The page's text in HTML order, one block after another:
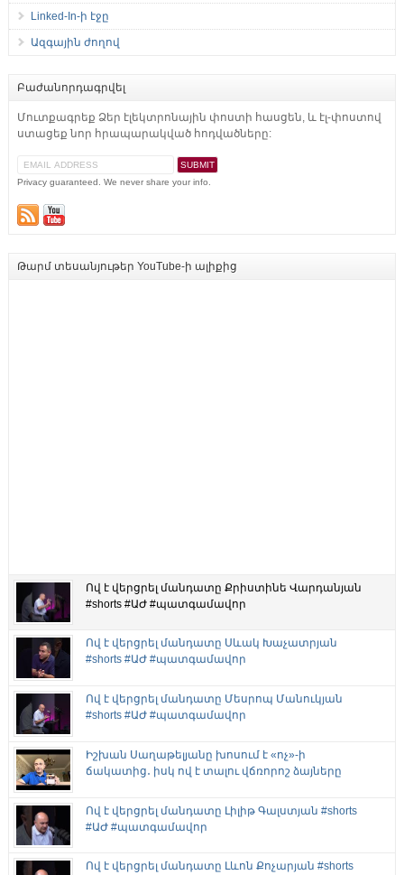
Linked-In-ի էջը
Ազգային ժողով
Բաժանորդագրվել
Մուտքագրեք Ձեր էլեկտրոնային փոստի հասցեն, և էլ-փոստով
ստացեք նոր հրապարակված հոդվածները:
Privacy guaranteed. We never share your info.
Թարմ տեսանյութեր YouTube-ի ալիքից
Ով է վերցրել մանդատը Քրիստինե Վարդանյան
#shorts #ԱԺ #պատգամավոր
Ով է վերցրել մանդատը Սևակ Խաչատրյան
#shorts #ԱԺ #պատգամավոր
Ով է վերցրել մանդատը Մեսրոպ Մանուկյան
#shorts #ԱԺ #պատգամավոր
Իշխան Սաղաթելյանը խոսում է «ոչ»-ի
ճակատից․ իսկ ով է տալու վճռորոշ ձայները
Ով է վերցրել մանդատը Լիլիթ Գալստյան #shorts
#ԱԺ #պատգամավոր
Ով է վերցրել մանդատը Լևոն Քոչարյան #shorts